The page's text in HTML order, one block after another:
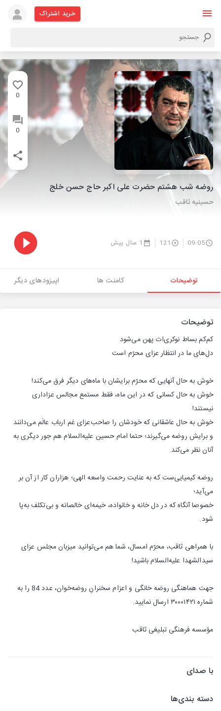
خرید اشتراک
0
0
روضه شب هشتم حضرت علی اکبر حاج حسن خلج
حسینیه ثاقب
09:05
121 1 سال پیش
توضیحات کامنت ها اپیزودهای دیگر
توضیحات
کم‌کم بساط نوکری‌ات پهن می‌شود
دل‌های ما در انتظار عزای محرّم است
خوش به حال آنهایی که محرّم برایشان با ماه‌های دیگر فرق می‌کند!
خوش به حال کسانی که در این ماه، فقط مستمع مجالس عزاداری
نیستند!
خوش به حال عاشقانی که خودشان را صاحب‌عزای غم ارباب عالَم می‌دانند
و برایش روضه می‌گیرند؛ حتما امام حسین علیه‌السلام هم جور دیگری به
آنان نظر می‌کند.
روضه کیمیایی‌ست که به عنایت رحمت واسعه الهی؛ هزاران کار از آن بر
می‌آید؛
خصوصا آنگاه که در دل خانه و خانواده‌، خیمه‌ای خالصانه و بی‌تکلف به‌پا
شود.
با همراهی ثاقب، محرّم امسال، شما هم می‌توانید میزبان مجلس عزای
سیدالشهدا علیه‌السلام باشید!
جهت هماهنگی روضه خانگی و اعزام سخنرانِ روضه‌‎خوان، عدد 84 را به
شماره ۳٠٠٠۱۴۲۱ ارسال نمایید.
مؤسسه فرهنگی تبلیغی ثاقب
با صدای
دسته بندی‌ها